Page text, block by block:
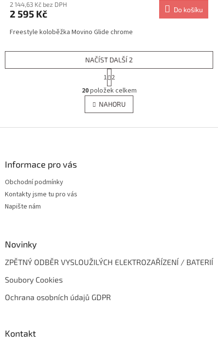
2 144,63 Kč bez DPH
2 595 Kč Do košíku
Freestyle koloběžka Movino Glide chrome
O
v
l
á
NAČÍST DALŠÍ 2
t
r
á
n
k
v
1 2
20položek celkem
NAHORU
Informace pro vás
Obchodní podmínky
Kontakty jsme tu pro vás
Napište nám
Novinky
ZPĚTNÝ ODBĚR VYSLOUŽILÝCH ELEKTROZAŘÍZENÍ / BATERIÍ
Soubory Cookies
Ochrana osobních údajů GDPR
Kontakt